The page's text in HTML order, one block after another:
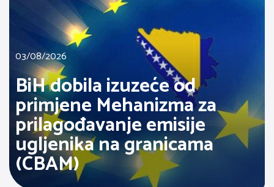
03/08/2026
BiH dobila izuzeće od
primjene Mehanizma za
prilagođavanje emisije
ugljenika na granicama
(CBAM)